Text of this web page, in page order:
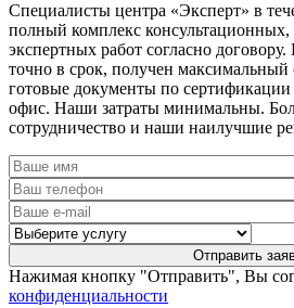
Специалисты центра «Эксперт» в
полный комплекс
экспертных работ согласно
точно в срок, получен максимальный
готовые документы по
офис. Наши затраты минимальны.
сотрудничество и наши наилучшие
Нажимая кнопку "Отправить", Вы
конфиденциальности